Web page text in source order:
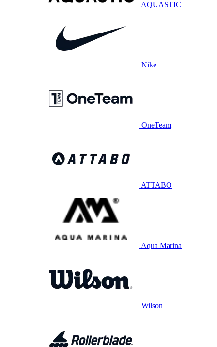
AQUASTIC
Nike
OneTeam
ATTABO
Aqua Marina
Wilson